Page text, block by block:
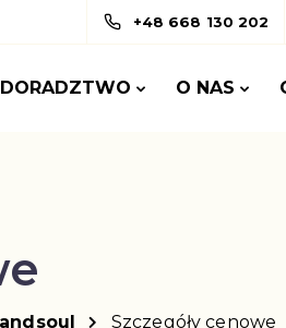
+48 668 130 202
DORADZTWO O NAS
Szczegóły cenowe